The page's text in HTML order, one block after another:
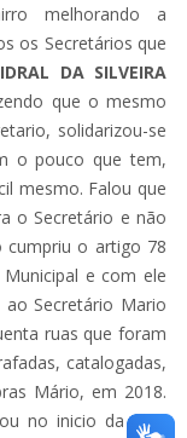
melhorando a
os Secretários que
DA SILVEIRA
que o mesmo
solidarizou-se
o pouco que tem,
mesmo. Falou que
o Secretário e não
cumpriu o artigo 78
e com ele
ao Secretário Mario
ruas que foram
catalogadas,
Mário, em 2018.
no inicio da fala,